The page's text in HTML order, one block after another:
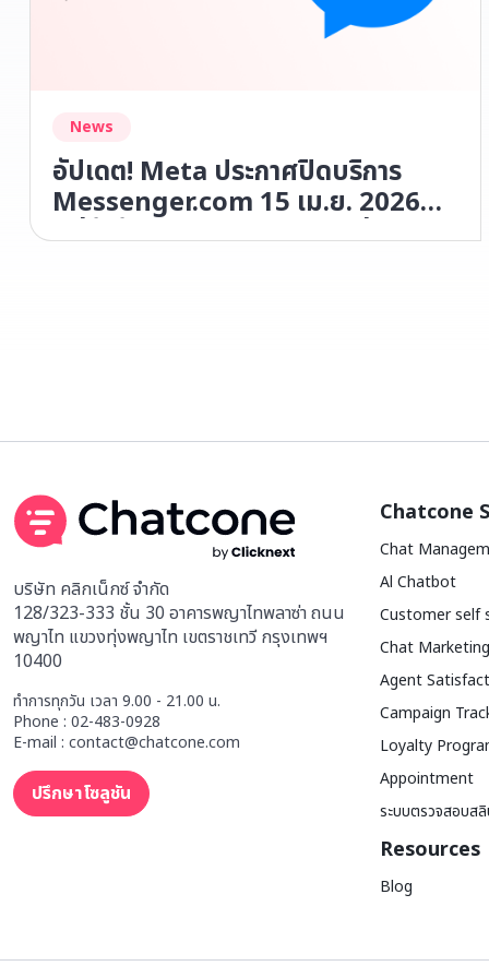
News
อัปเดต! Meta ประกาศปิดบริการ
Messenger.com 15 เม.ย. 2026
แต่ผู้ใช้งาน Chatcone หายห่วง!
บริษัท คลิกเน็กซ์ จำกัด
128/323-333 ชั้น 30 อาคารพญาไทพลาซ่า ถนน
พญาไท แขวงทุ่งพญาไท เขตราชเทวี กรุงเทพฯ
10400
ทำการทุกวัน เวลา 9.00 - 21.00 น.
Phone : 02-483-0928
E-mail : contact@chatcone.com
ปรึกษาโซลูชัน
Chatcone
Chat
Al Chatbot
Customer self
Chat
Agent
Campaign
Loyalty
Appointment
ระบบตรวจสอบส
Resources
Blog